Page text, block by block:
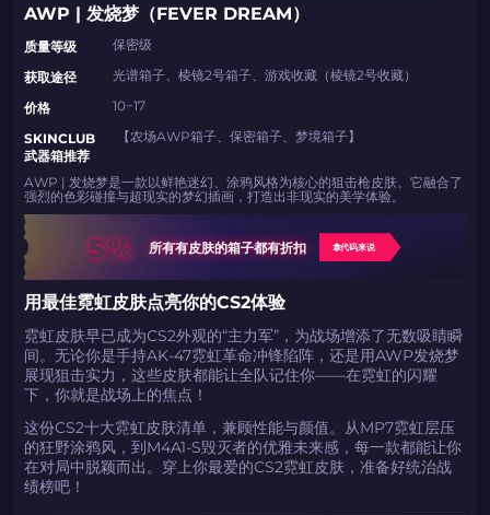
AWP | 发烧梦（FEVER DREAM）
​​质量等级
保密级
​​获取途径
光谱箱子、棱镜2号箱子、游戏收藏（棱镜2号收藏）
​​价格​​
10−17
​​SKINCLUB
武器箱推荐
【农场AWP箱子、保密箱子、梦境箱子】
AWP | 发烧梦是一款以鲜艳迷幻、涂鸦风格为核心的狙击枪皮肤。它融合了
强烈的色彩碰撞与超现实的梦幻插画，打造出非现实的美学体验。
5% 所有有皮肤的箱子都有折扣 拿代码来说
用最佳霓虹皮肤点亮你的CS2体验
霓虹皮肤早已成为CS2外观的“主力军”，为战场增添了无数吸睛瞬
间。无论你是手持AK-47霓虹革命冲锋陷阵，还是用AWP发烧梦
展现狙击实力，这些皮肤都能让全队记住你——在霓虹的闪耀
下，你就是战场上的焦点！
这份CS2十大霓虹皮肤清单，兼顾性能与颜值。从MP7霓虹层压
的狂野涂鸦风，到M4A1-S毁灭者的优雅未来感，每一款都能让你
在对局中脱颖而出。穿上你最爱的CS2霓虹皮肤，准备好统治战
绩榜吧！